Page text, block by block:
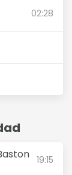
02:28
19:15